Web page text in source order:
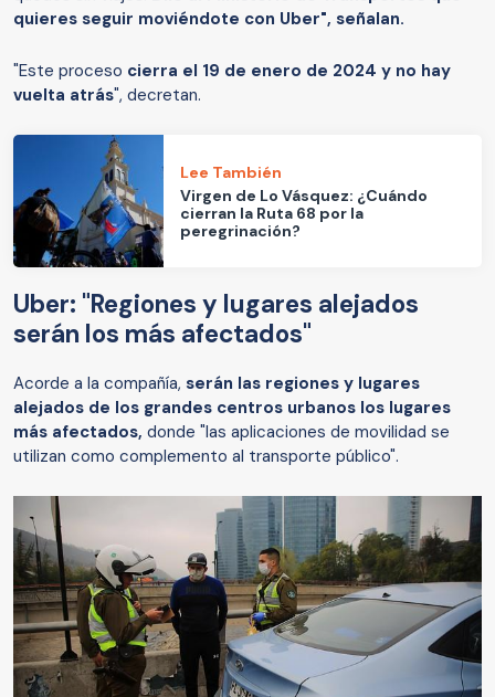
quieres seguir moviéndote con Uber", señalan.
"Este proceso cierra el 19 de enero de 2024 y no hay
vuelta atrás", decretan.
Lee También
Virgen de Lo Vásquez: ¿Cuándo
cierran la Ruta 68 por la
peregrinación?
Uber: "Regiones y lugares alejados
serán los más afectados"
Acorde a la compañía, serán las regiones y lugares
alejados de los grandes centros urbanos los lugares
más afectados, donde "las aplicaciones de movilidad se
utilizan como complemento al transporte público".